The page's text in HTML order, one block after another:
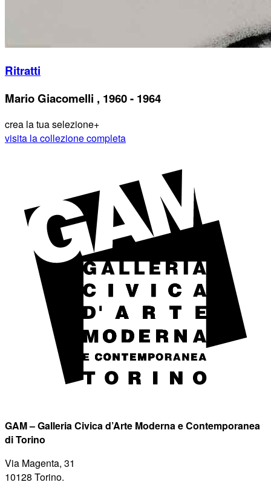
Ritratti
Mario Giacomelli , 1960 - 1964
crea la tua selezione+
visita la collezione completa
GAM – Galleria Civica d’Arte Moderna e Contemporanea
di Torino
Via Magenta, 31
10128 Torino.